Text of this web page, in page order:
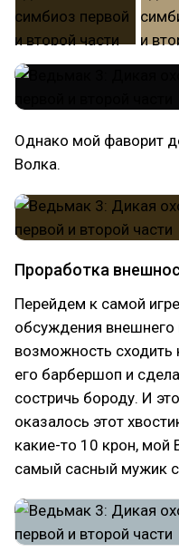
Однако мой фаворит
Волка.
Проработка
Перейдем к самой
обсуждения внешнего
возможность сходить
его барбершоп и
состричь бороду. И
оказалось этот
какие-то 10 крон, мой
самый сасный мужик